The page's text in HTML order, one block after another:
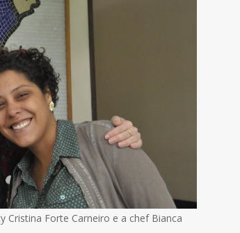
Cristina Forte Carneiro e a chef Bianca